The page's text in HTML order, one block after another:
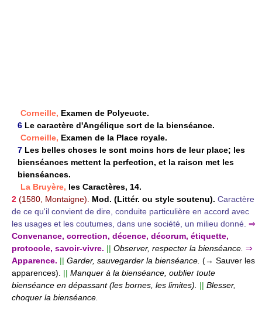
Corneille, Examen de Polyeucte.
6 Le caractère d'Angélique sort de la bienséance.
Corneille, Examen de la Place royale.
7 Les belles choses le sont moins hors de leur place; les
bienséances mettent la perfection, et la raison met les
bienséances.
La Bruyère, les Caractères, 14.
2 (1580, Montaigne). Mod. (Littér. ou style soutenu). Caractère
de ce qu'il convient de dire, conduite particulière en accord avec
les usages et les coutumes, dans une société, un milieu donné. ⇒
Convenance, correction, décence, décorum, étiquette,
protocole, savoir-vivre. || Observer, respecter la bienséance. ⇒
Apparence. || Garder, sauvegarder la bienséance. (→ Sauver les
apparences). || Manquer à la bienséance, oublier toute
bienséance en dépassant (les bornes, les limites).
|| Blesser,
choquer la bienséance.